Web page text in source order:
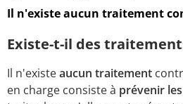
Il n'existe aucun traitement
Existe-t-il des
Il n'existeaucun traitement
en charge consiste à prévenir